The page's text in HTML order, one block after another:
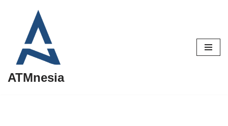
Lompat
konten
ATMnesia